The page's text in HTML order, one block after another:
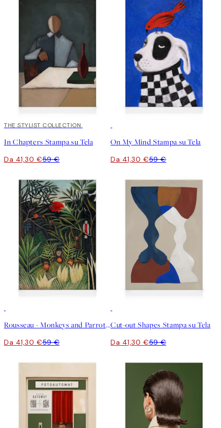
30%*
THE STYLIST COLLECTION
In Chapters Stampa su Tela
Da 41,30 €59 €
On My Mind Stampa su Tela
Da 41,30 €59 €
Rousseau - Monkeys and Parrot in the Virgin Forest Stampa su Tela
Da 41,30 €59 €
Cut-out Shapes Stampa su Tela
Da 41,30 €59 €